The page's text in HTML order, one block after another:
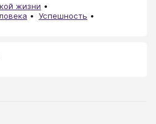
жизни
Успешность